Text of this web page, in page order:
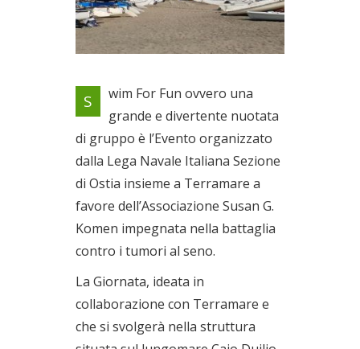
Una grande e divertente
nuotata di gruppo
Il 06/09/2020
S
wim For Fun ovvero una
grande e divertente nuotata
di gruppo è l’Evento organizzato
dalla Lega Navale Italiana Sezione
di Ostia insieme a Terramare a
favore dell’Associazione Susan G.
Komen impegnata nella battaglia
contro i tumori al seno.
La Giornata, ideata in
collaborazione con Terramare e
che si svolgerà nella struttura